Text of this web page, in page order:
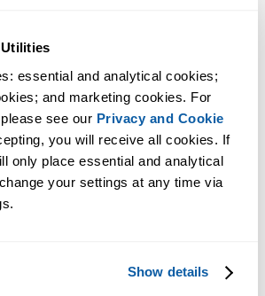
essential and analytical cookies;
and marketing cookies. For
see our Privacy and Cookie
you will receive all cookies. If
only place essential and analytical
your settings at any time via
Show details
à ASAP Utilities tels que le
et l'information d'aide.
immédiatement. Aucune formation
commencent avec quelques outils.